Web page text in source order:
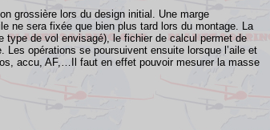
grossière lors du design initial. Une marge
ne sera fixée que bien plus tard lors du montage. La
de vol envisagé), le fichier de calcul permet de
Les opérations se poursuivent ensuite lorsque l’aile et
accu, AF,…Il faut en effet pouvoir mesurer la masse